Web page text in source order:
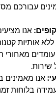
עבורכם
אנו
ללא אותיות
עומדים מאחורי
שירות.
אנו מאמינים
בלוחות